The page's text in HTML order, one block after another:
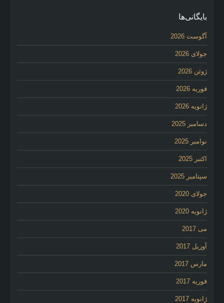
بایگانی‌ها
آگوست 2026
جولای 2026
ژوئن 2026
فوریه 2026
ژانویه 2026
دسامبر 2025
نوامبر 2025
اکتبر 2025
سپتامبر 2025
جولای 2020
ژانویه 2020
می 2017
آوریل 2017
مارس 2017
فوریه 2017
ژانویه 2017